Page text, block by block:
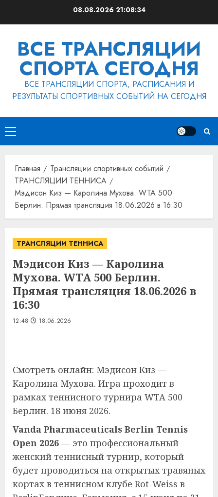
08.08.2026 21:08:34
ВСЕ ТРАНСЛЯЦИИ
СПОРТА СЕГОДНЯ
ВСЕ ТРАНСЛЯЦИИ СПОРТА, РАСПИСАНИЯ И
РЕЗУЛЬТАТЫ СПОРТИВНЫХ СОБЫТИЙ НА СЕГОДНЯ
Основное
меню
Главная
Трансляции спортивных событий
ТРАНСЛЯЦИИ ТЕННИСА
Мэдисон Киз — Каролина Мухова. WTA 500
Берлин. Прямая трансляция 18.06.2026 в 16:30
ТРАНСЛЯЦИИ ТЕННИСА
Мэдисон Киз — Каролина
Мухова. WTA 500 Берлин.
Прямая трансляция 18.06.2026 в
16:30
12:48 18.06.2026
Смотреть онлайн: Мэдисон Киз —
Каролина Мухова. Игра проходит в
рамках теннисного турнира WTA 500
Берлин. 18 июня 2026.
Vanda Pharmaceuticals Berlin Tennis
Open 2026 — это профессиональный
женский теннисный турнир, который
будет проводиться на открытых травяных
кортах в теннисном клубе Rot-Weiss в